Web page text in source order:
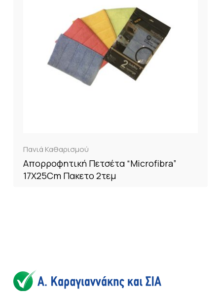
Πανιά Καθαρισμού
Απορροφητική Πετσέτα “Microfibra”
17X25Cm Πακετο 2τεμ